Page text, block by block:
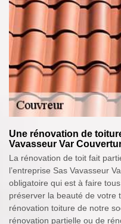
Une rénovation de
Vavasseur Var
La rénovation de toit fait
l’entreprise Sas Vavasseur
obligatoire qui est à faire
préserver la beauté de votre
rénovation toiture de notre
rénovation partielle ou de